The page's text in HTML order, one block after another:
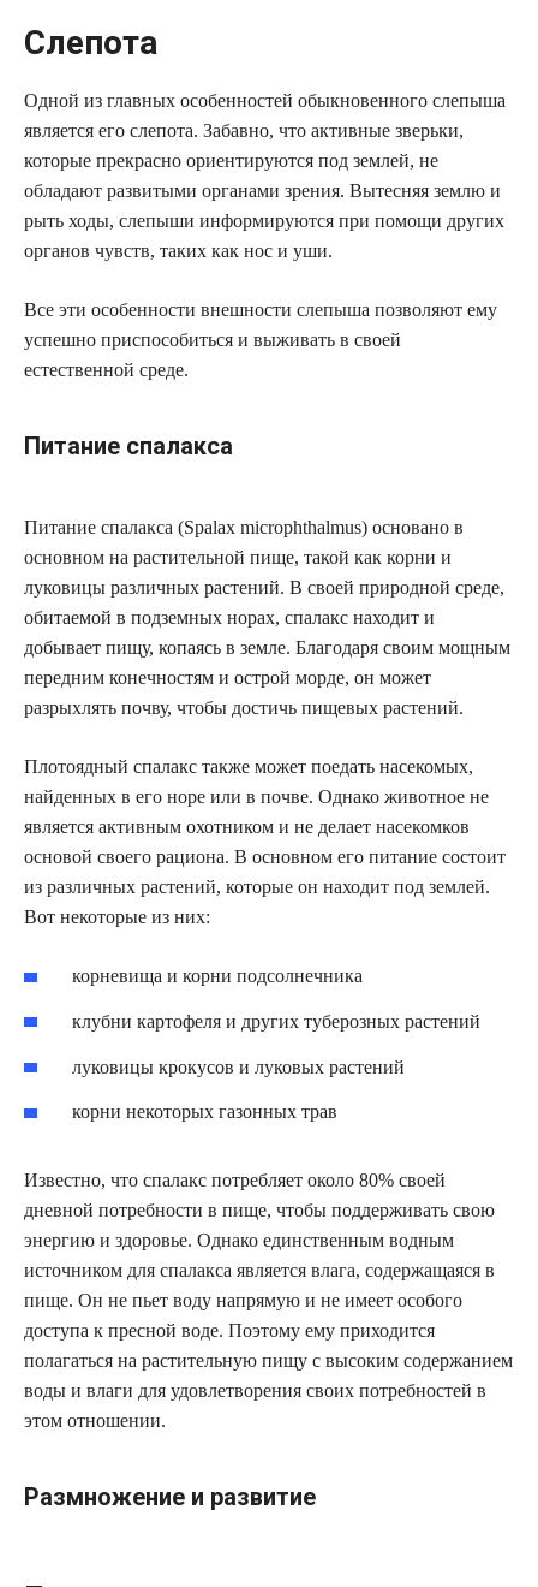
Слепота
Одной из главных особенностей обыкновенного слепыша
является его слепота. Забавно, что активные зверьки,
которые прекрасно ориентируются под землей, не
обладают развитыми органами зрения. Вытесняя землю и
рыть ходы, слепыши информируются при помощи других
органов чувств, таких как нос и уши.
Все эти особенности внешности слепыша позволяют ему
успешно приспособиться и выживать в своей
естественной среде.
Питание спалакса
Питание спалакса (Spalax microphthalmus) основано в
основном на растительной пище, такой как корни и
луковицы различных растений. В своей природной среде,
обитаемой в подземных норах, спалакс находит и
добывает пищу, копаясь в земле. Благодаря своим мощным
передним конечностям и острой морде, он может
разрыхлять почву, чтобы достичь пищевых растений.
Плотоядный спалакс также может поедать насекомых,
найденных в его норе или в почве. Однако животное не
является активным охотником и не делает насекомков
основой своего рациона. В основном его питание состоит
из различных растений, которые он находит под землей.
Вот некоторые из них:
корневища и корни подсолнечника
клубни картофеля и других туберозных растений
луковицы крокусов и луковых растений
корни некоторых газонных трав
Известно, что спалакс потребляет около 80% своей
дневной потребности в пище, чтобы поддерживать свою
энергию и здоровье. Однако единственным водным
источником для спалакса является влага, содержащаяся в
пище. Он не пьет воду напрямую и не имеет особого
доступа к пресной воде. Поэтому ему приходится
полагаться на растительную пищу с высоким содержанием
воды и влаги для удовлетворения своих потребностей в
этом отношении.
Размножение и развитие